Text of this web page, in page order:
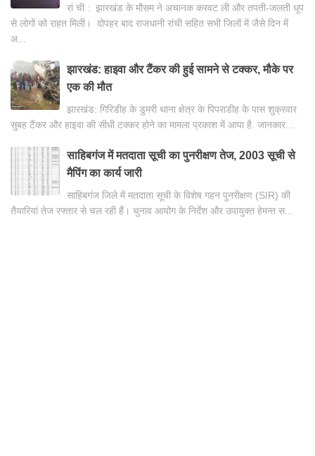
रां ची : झारखंड के मौसम ने अचानक करवट ली और तपती-जलती धूप
से लोगों को राहत मिली। दोपहर बाद राजधानी रांची सहित सभी जिलों में जैसे दिन में
अ...
झारखंड: हाइवा और टैंकर की हुई सामने से टक्कर, मौके पर
एक की मौत
झारखंड: गिरिडीह के डुमरी थाना क्षेत्र के पिपराडीह के पास शुक्रवार
सुबह टैंकर और हाइवा की सीधी टक्कर होने का मामला प्रकाश में आया है. जानकार...
साहिबगंज में मतदाता सूची का पुनरीक्षण तेज, 2003 सूची से
मैपिंग का कार्य जारी
साहिबगंज जिले में मतदाता सूची के विशेष गहन पुनरीक्षण (SIR) की
तैयारियां तेज रफ्तार से चल रही हैं। चुनाव आयोग के निर्देश और उपायुक्त हेमन्त स...